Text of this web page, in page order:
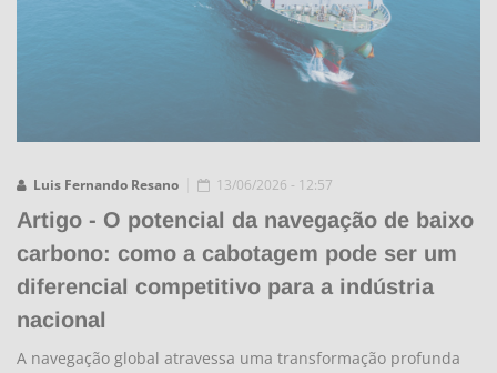
Luis Fernando Resano 13/06/2026 - 12:57
Artigo - O potencial da navegação de baixo
carbono: como a cabotagem pode ser um
diferencial competitivo para a indústria
nacional
A navegação global atravessa uma transformação profunda